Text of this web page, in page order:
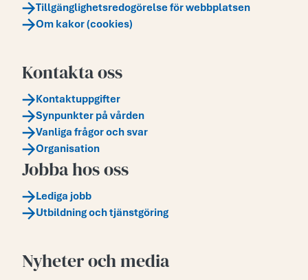
Tillgänglighetsredogörelse för webbplatsen
Om kakor (cookies)
Kontakta oss
Kontaktuppgifter
Synpunkter på vården
Vanliga frågor och svar
Organisation
Jobba hos oss
Lediga jobb
Utbildning och tjänstgöring
Nyheter och media